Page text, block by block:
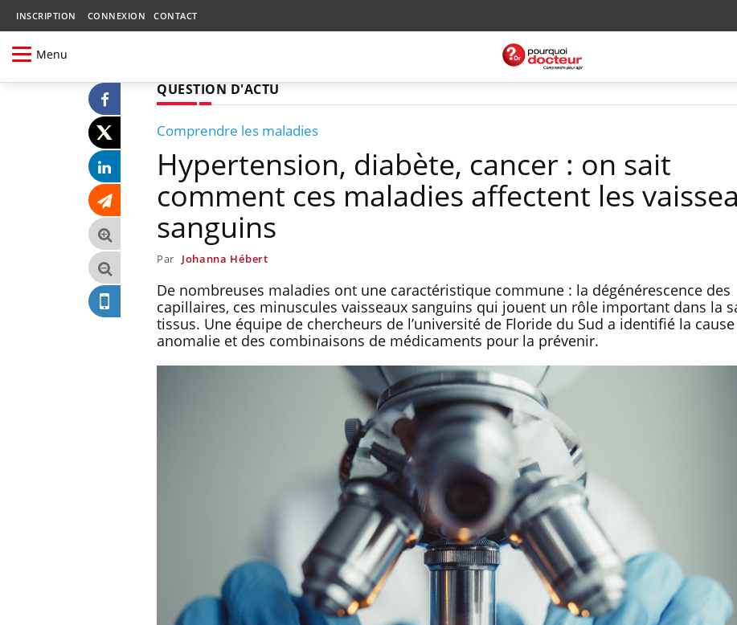
INSCRIPTION CONNEXION CONTACT
Menu
QUESTION D'ACTU
Comprendre les maladies
Hypertension, diabète, cancer : on sait
comment ces maladies affectent les
sanguins
Par Johanna Hébert
De nombreuses maladies ont une caractéristique commune : la dégénérescence des
capillaires, ces minuscules vaisseaux sanguins qui jouent un rôle important dans la
tissus. Une équipe de chercheurs de l’université de Floride du Sud a identifié la
anomalie et des combinaisons de médicaments pour la prévenir.
West Nile : que se passe-
Les médicaments GLP-1
protègent-ils aussi les os
Cytomégalovirus : ce qui
change dans la prise en
charge des femmes
enceintes
La sieste empêche-t-elle
de dormir la nuit ?
VIH : la fin du comprimé
tous les jours se profile-t-
elle enfin ?
Le Viagra
freiner la